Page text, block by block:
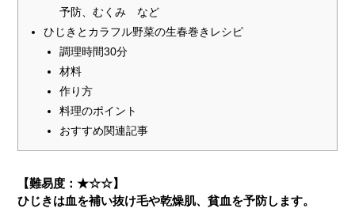
予防、むくみ など
ひじきとカラフル野菜の生春巻きレシピ
調理時間30分
材料
作り方
料理のポイント
おすすめ関連記事
【難易度：★☆☆】
ひじきは血を補い抜け毛や乾燥肌、貧血を予防します。